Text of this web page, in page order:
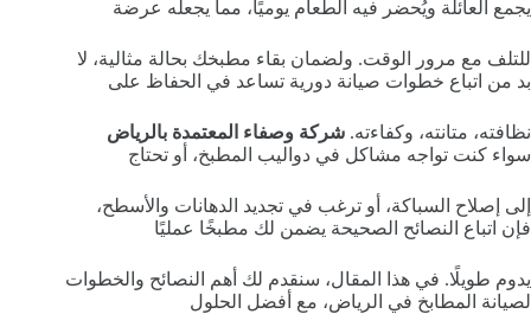
يجمع العائلة ويُحضر فيه الطعام يوميًا، مما يجعله عرضة
للتلف مع مرور الوقت. ولضمان بقاء مطبخك بحالة مثالية، لا
بد من اتباع خطوات صيانة دورية تساعد في الحفاظ على
نظافته، متانته، وكفاءته. شركة وصفاء المعتمدة بالرياض
سواء كنت تواجه مشاكل في دواليب المطبخ، أو تحتاج
إلى إصلاح السباكة، أو ترغب في تجديد الدهانات والأسطح،
فإن اتباع النصائح الصحيحة يضمن لك مطبخًا عمليًا
يدوم طويلًا. في هذا المقال، سنقدم لك أهم النصائح والخطوات
لصيانة المطابخ في الرياض، مع أفضل الحلول